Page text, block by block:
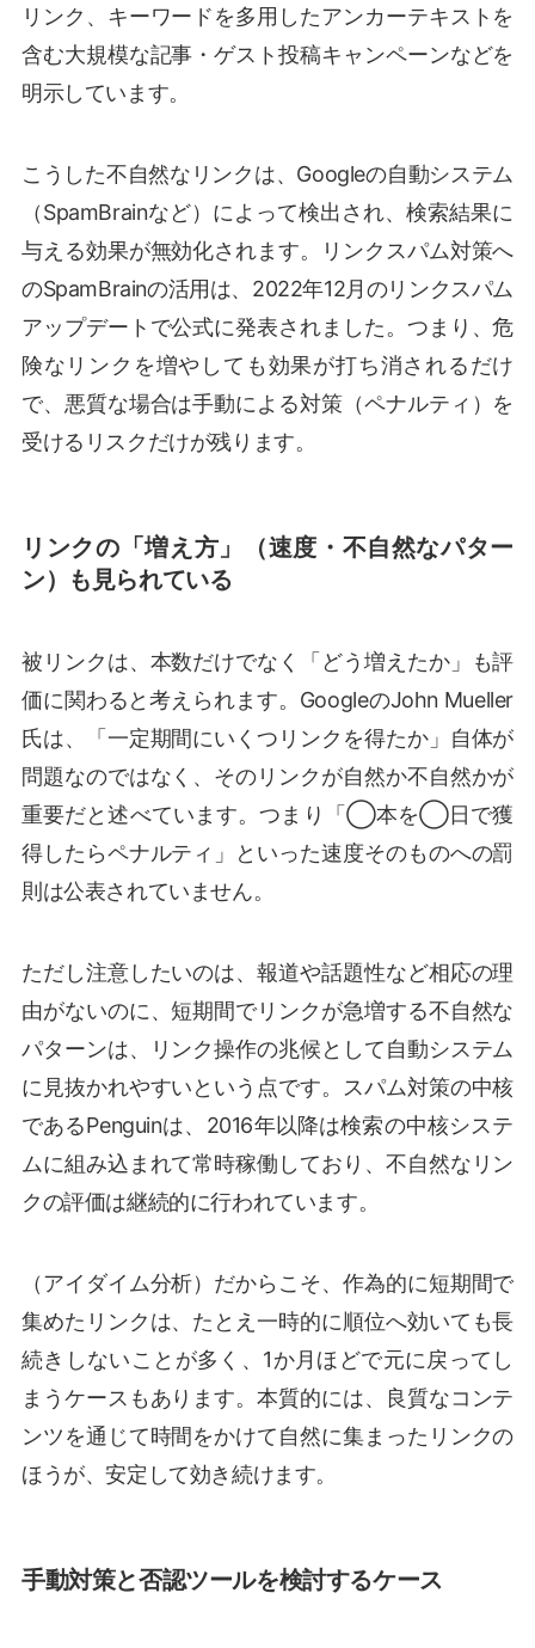
リンク、キーワードを多用したアンカーテキストを
含む大規模な記事・ゲスト投稿キャンペーンなどを
明示しています。
こうした不自然なリンクは、Googleの自動システム
（SpamBrainなど）によって検出され、検索結果に
与える効果が無効化されます。リンクスパム対策へ
のSpamBrainの活用は、2022年12月のリンクスパム
アップデートで公式に発表されました。つまり、危
険なリンクを増やしても効果が打ち消されるだけ
で、悪質な場合は手動による対策（ペナルティ）を
受けるリスクだけが残ります。
リンクの「増え方」（速度・不自然なパター
ン）も見られている
被リンクは、本数だけでなく「どう増えたか」も評
価に関わると考えられます。GoogleのJohn Mueller
氏は、「一定期間にいくつリンクを得たか」自体が
問題なのではなく、そのリンクが自然か不自然かが
重要だと述べています。つまり「◯本を◯日で獲
得したらペナルティ」といった速度そのものへの罰
則は公表されていません。
ただし注意したいのは、報道や話題性など相応の理
由がないのに、短期間でリンクが急増する不自然な
パターンは、リンク操作の兆候として自動システム
に見抜かれやすいという点です。スパム対策の中核
であるPenguinは、2016年以降は検索の中核システ
ムに組み込まれて常時稼働しており、不自然なリン
クの評価は継続的に行われています。
（アイダイム分析）だからこそ、作為的に短期間で
集めたリンクは、たとえ一時的に順位へ効いても長
続きしないことが多く、1か月ほどで元に戻ってし
まうケースもあります。本質的には、良質なコンテ
ンツを通じて時間をかけて自然に集まったリンクの
ほうが、安定して効き続けます。
手動対策と否認ツールを検討するケース